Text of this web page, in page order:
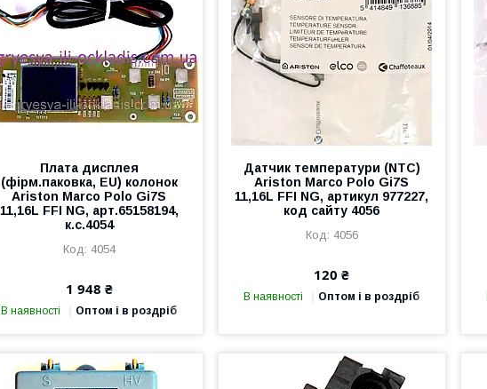
Плата дисплея
(фірм.паковка, EU) колонок
Ariston Marco Polo Gi7S
11,16L FFI NG, арт.65158194,
к.с.4054
4054
1 948 ₴
В наявності Оптом і в роздріб
Датчик температури (NTC)
Ariston Marco Polo Gi7S
11,16L FFI NG, артикул 977227,
код сайту 4056
4056
120 ₴
В наявності Оптом і в роздріб